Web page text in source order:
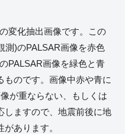
変化抽出画像です。この
測)のPALSAR画像を赤色
PALSAR画像を緑色と青
ものです。画像中赤や青に
が重ならない、もしくは
しますので、地震前後に地
あります。